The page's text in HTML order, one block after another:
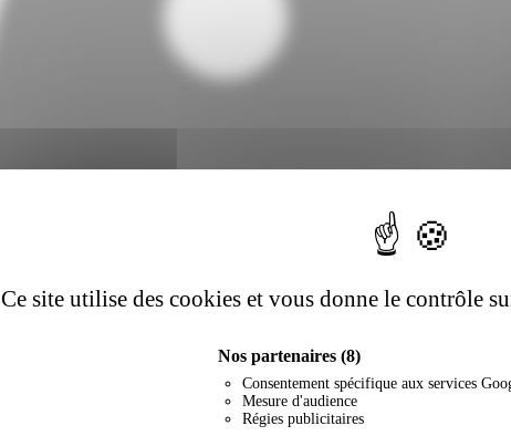
Ce site utilise des cookies et vous donne le contrôle
Nos partenaires (8)
Consentement spécifique aux services
Mesure d'audience
Régies publicitaires